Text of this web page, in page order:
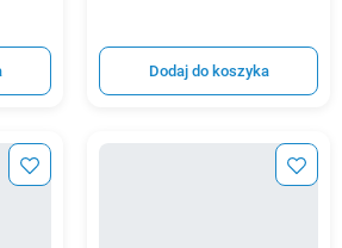
Dodaj do koszyka